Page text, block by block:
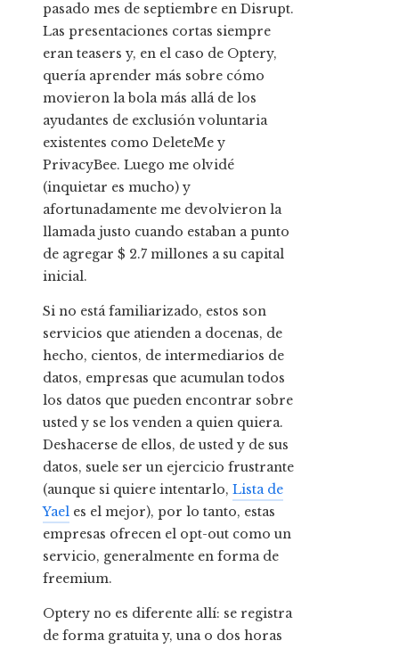
pasado mes de septiembre en Disrupt.
Las presentaciones cortas siempre
eran teasers y, en el caso de Optery,
quería aprender más sobre cómo
movieron la bola más allá de los
ayudantes de exclusión voluntaria
existentes como DeleteMe y
PrivacyBee. Luego me olvidé
(inquietar es mucho) y
afortunadamente me devolvieron la
llamada justo cuando estaban a punto
de agregar $ 2.7 millones a su capital
inicial.
Si no está familiarizado, estos son
servicios que atienden a docenas, de
hecho, cientos, de intermediarios de
datos, empresas que acumulan todos
los datos que pueden encontrar sobre
usted y se los venden a quien quiera.
Deshacerse de ellos, de usted y de sus
datos, suele ser un ejercicio frustrante
(aunque si quiere intentarlo, Lista de
Yael es el mejor), por lo tanto, estas
empresas ofrecen el opt-out como un
servicio, generalmente en forma de
freemium.
Optery no es diferente allí: se registra
de forma gratuita y, una o dos horas